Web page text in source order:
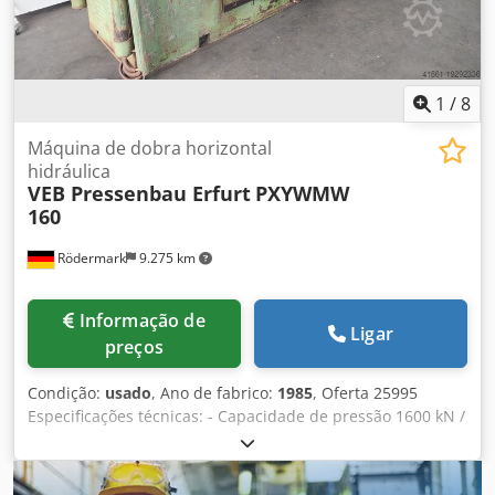
1 /8
Rödermark 9.275 km
Máquina de dobra horizontal
hidráulica
VEB Pressenbau Erfurt PXYWMW
160
preços
Ligar
Condição: usado, Ano de fabrico: 1985, Oferta 25995
Especificações técnicas: - Capacidade de pressão 1600 kN /
160 t - Regulagem de pressão 0 - 160 t - Comprimento do
curso aprox. 0 - 600 mm - Profundidade máxima de
instalação com barra de endireitamento 1050 mm -